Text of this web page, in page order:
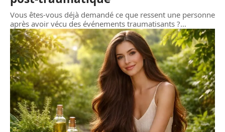
Vous êtes-vous déjà demandé ce que ressent une personne
après avoir vécu des événements traumatisants ?…